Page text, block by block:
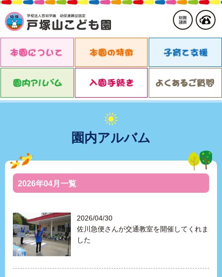
園内アルバム
2026年04月一覧
2026/04/30
佐川急便さんが交通教室を開催してくれま
した